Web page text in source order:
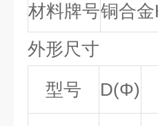
材料牌号铜合
外形尺寸
型号
D(Φ)